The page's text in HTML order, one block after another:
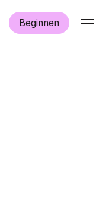
Beginnen